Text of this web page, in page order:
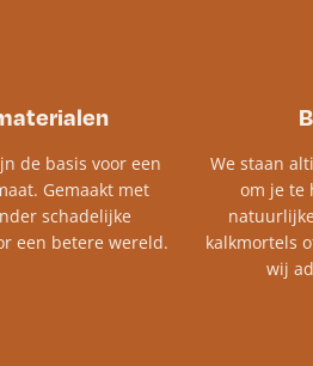
de basis voor een
Gemaakt met
schadelijke
een betere wereld.
We staan
om je te
kalkmortels
wij